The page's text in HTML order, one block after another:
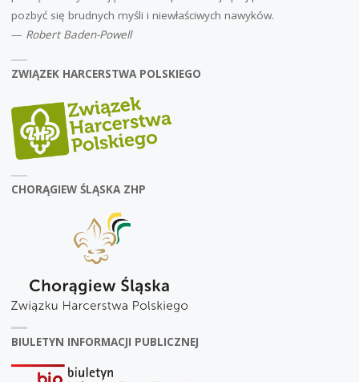
pozbyć się brudnych myśli i niewłaściwych nawyków.
— Robert Baden-Powell
ZWIĄZEK HARCERSTWA POLSKIEGO
CHORĄGIEW ŚLĄSKA ZHP
BIULETYN INFORMACJI PUBLICZNEJ